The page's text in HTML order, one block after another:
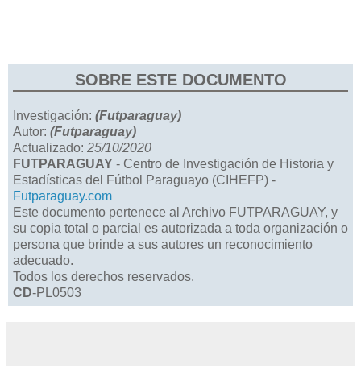
SOBRE ESTE DOCUMENTO
Investigación: (Futparaguay)
Autor: (Futparaguay)
Actualizado: 25/10/2020
FUTPARAGUAY - Centro de Investigación de Historia y
Estadísticas del Fútbol Paraguayo (CIHEFP) -
Futparaguay.com
Este documento pertenece al Archivo FUTPARAGUAY, y
su copia total o parcial es autorizada a toda organización o
persona que brinde a sus autores un reconocimiento
adecuado.
Todos los derechos reservados.
CD-PL0503